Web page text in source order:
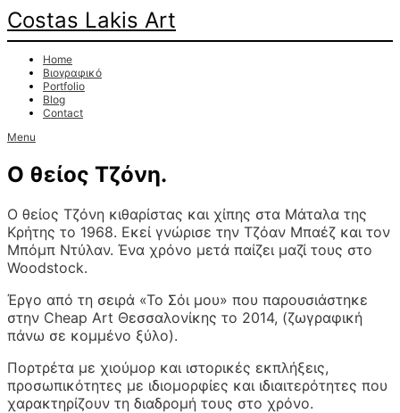
Costas Lakis Art
Home
Βιογραφικό
Portfolio
Blog
Contact
Menu
Ο θείος Τζόνη.
Ο θείος Τζόνη κιθαρίστας και χίπης στα Μάταλα της
Κρήτης το 1968. Εκεί γνώρισε την Τζόαν Μπαέζ και τον
Μπόμπ Ντύλαν. Ένα χρόνο μετά παίζει μαζί τους στο
Woodstock.
Έργο από τη σειρά «Το Σόι μου» που παρουσιάστηκε
στην Cheap Art Θεσσαλονίκης το 2014, (ζωγραφική
πάνω σε κομμένο ξύλο).
Πορτρέτα με χιούμορ και ιστορικές εκπλήξεις,
προσωπικότητες με ιδιομορφίες και ιδιαιτερότητες που
χαρακτηρίζουν τη διαδρομή τους στο χρόνο.